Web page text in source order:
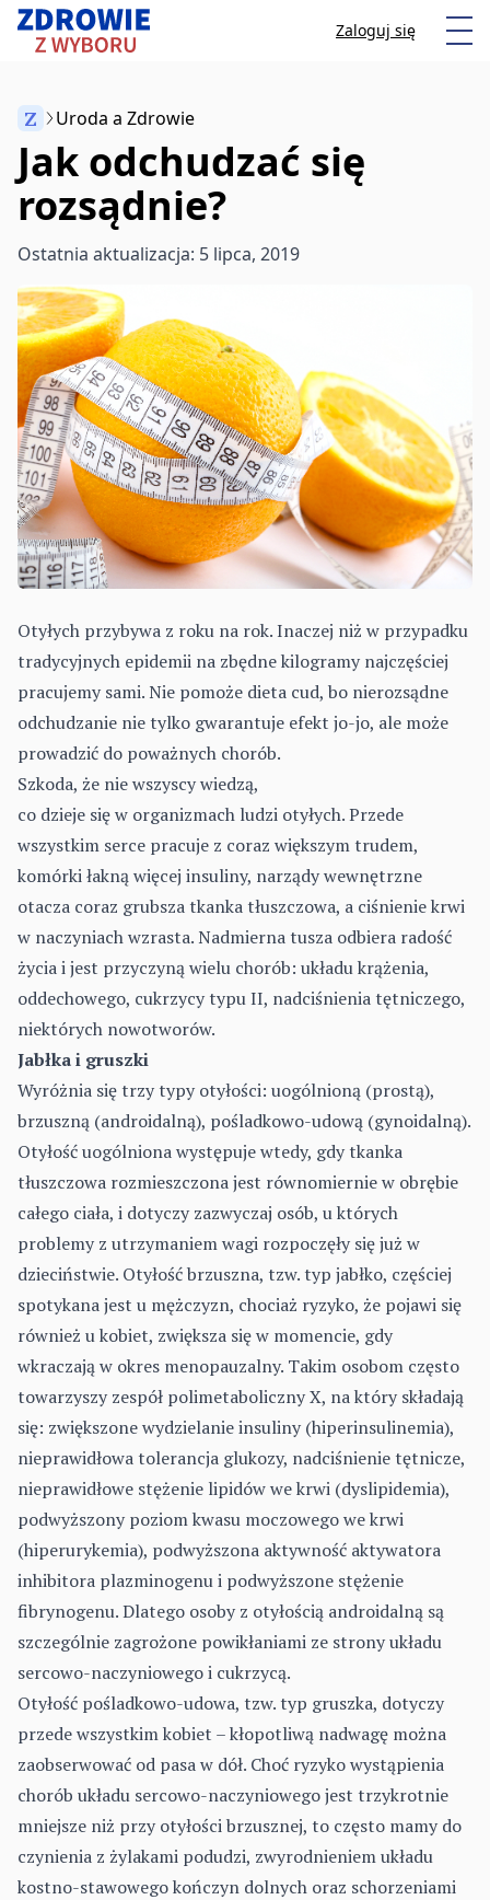
Przeskocz do treści Zaloguj się
Z Uroda a Zdrowie
Jak odchudzać się
rozsądnie?
Ostatnia aktualizacja: 5 lipca, 2019
Otyłych przybywa z roku na rok. Inaczej niż w przypadku
tradycyjnych epidemii na zbędne kilogramy najczęściej
pracujemy sami. Nie pomoże dieta cud, bo nierozsądne
odchudzanie nie tylko gwarantuje efekt jo-jo, ale może
prowadzić do poważnych chorób.
Szkoda, że nie wszyscy wiedzą,
co dzieje się w organizmach ludzi otyłych. Przede
wszystkim serce pracuje z coraz większym trudem,
komórki łakną więcej insuliny, narządy wewnętrzne
otacza coraz grubsza tkanka tłuszczowa, a ciśnienie krwi
w naczyniach wzrasta. Nadmierna tusza odbiera radość
życia i jest przyczyną wielu chorób: układu krążenia,
oddechowego, cukrzycy typu II, nadciśnienia tętniczego,
niektórych nowotworów.
Jabłka i gruszki
Wyróżnia się trzy typy otyłości: uogólnioną (prostą),
brzuszną (androidalną), pośladkowo-udową (gynoidalną).
Otyłość uogólniona występuje wtedy, gdy tkanka
tłuszczowa rozmieszczona jest równomiernie w obrębie
całego ciała, i dotyczy zazwyczaj osób, u których
problemy z utrzymaniem wagi rozpoczęły się już w
dzieciństwie. Otyłość brzuszna, tzw. typ jabłko, częściej
spotykana jest u mężczyzn, chociaż ryzyko, że pojawi się
również u kobiet, zwiększa się w momencie, gdy
wkraczają w okres menopauzalny. Takim osobom często
towarzyszy zespół polimetaboliczny X, na który składają
się: zwiększone wydzielanie insuliny (hiperinsulinemia),
nieprawidłowa tolerancja glukozy, nadciśnienie tętnicze,
nieprawidłowe stężenie lipidów we krwi (dyslipidemia),
podwyższony poziom kwasu moczowego we krwi
(hiperurykemia), podwyższona aktywność aktywatora
inhibitora plazminogenu i podwyższone stężenie
fibrynogenu. Dlatego osoby z otyłością androidalną są
szczególnie zagrożone powikłaniami ze strony układu
sercowo-naczyniowego i cukrzycą.
Otyłość pośladkowo-udowa, tzw. typ gruszka, dotyczy
przede wszystkim kobiet – kłopotliwą nadwagę można
zaobserwować od pasa w dół. Choć ryzyko wystąpienia
chorób układu sercowo-naczyniowego jest trzykrotnie
mniejsze niż przy otyłości brzusznej, to często mamy do
czynienia z żylakami podudzi, zwyrodnieniem układu
kostno-stawowego kończyn dolnych oraz schorzeniami